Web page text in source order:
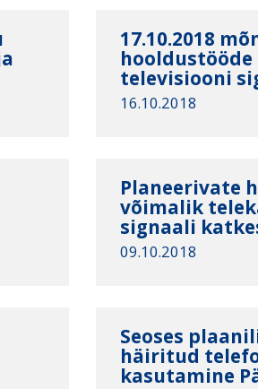
17.10.2018
televisiooni
16.10.2018
Planeerivate
võimalik
signaali
09.10.2018
Seoses
häiritud
kasutamine